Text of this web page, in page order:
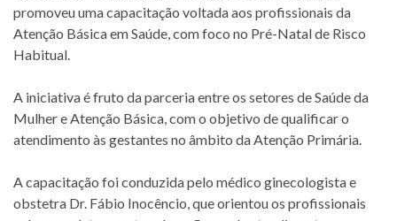
promoveu uma capacitação voltada aos profissionais da
Atenção Básica em Saúde, com foco no Pré-Natal de Risco
Habitual.
A iniciativa é fruto da parceria entre os setores de Saúde da
Mulher e Atenção Básica, com o objetivo de qualificar o
atendimento às gestantes no âmbito da Atenção Primária.
A capacitação foi conduzida pelo médico ginecologista e
obstetra Dr. Fábio Inocêncio, que orientou os profissionais